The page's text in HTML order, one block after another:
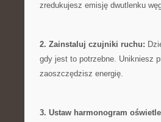
zredukujesz emisję dwutlenku
2. Zainstaluj czujniki ruchu:
gdy jest ‍to ​potrzebne. Unikniesz
zaoszczędzisz energię.
3. Ustaw harmonogram